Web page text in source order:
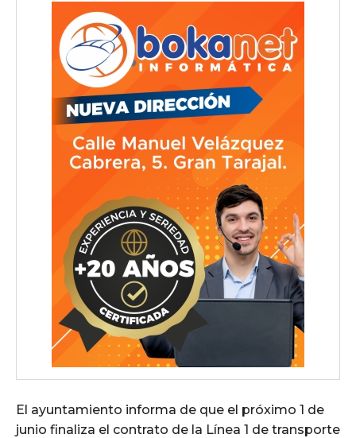
El ayuntamiento informa de que el próximo 1 de
junio finaliza el contrato de la Línea 1 de transporte